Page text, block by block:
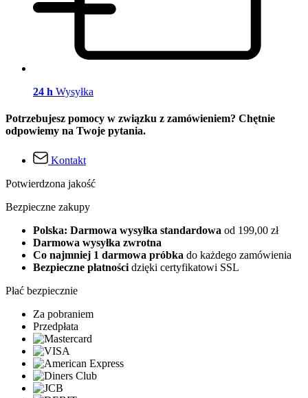
24 h Wysyłka
Potrzebujesz pomocy w związku z zamówieniem? Chętnie
odpowiemy na Twoje pytania.
Kontakt
Potwierdzona jakość
Bezpieczne zakupy
Polska: Darmowa wysyłka standardowa od 199,00 zł
Darmowa wysyłka zwrotna
Co najmniej 1 darmowa próbka do każdego zamówienia
Bezpieczne płatności dzięki certyfikatowi SSL
Płać bezpiecznie
Za pobraniem
Przedpłata